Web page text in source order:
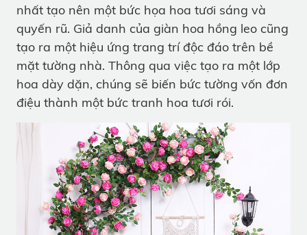
nhất tạo nên một bức họa hoa tươi sáng và
quyến rũ. Giả danh của giàn hoa hồng leo cũng
tạo ra một hiệu ứng trang trí độc đáo trên bề
mặt tường nhà. Thông qua việc tạo ra một lớp
hoa dày dặn, chúng sẽ biến bức tường vốn đơn
điệu thành một bức tranh hoa tươi rói.